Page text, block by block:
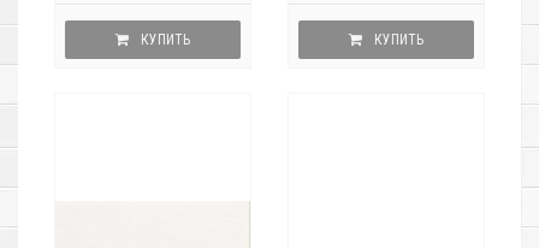
КУПИТЬ КУПИТЬ